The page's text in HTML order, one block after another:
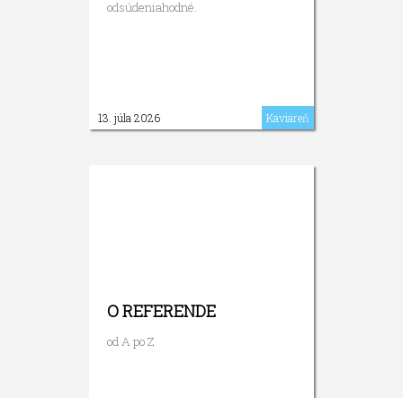
odsúdeniahodné.
13. júla 2026 Kaviareň
O REFERENDE
od A po Z